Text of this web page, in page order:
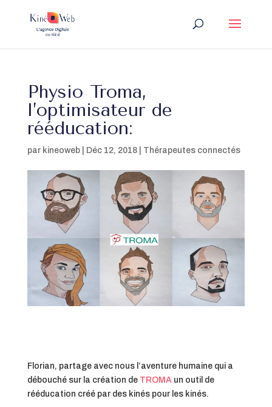
Physio Troma,
l’optimisateur de
rééducation:
par kineoweb| Déc 12, 2018| Thérapeutes connectés
Florian, partage avec nous l’aventure humaine qui a
débouché sur la création de TROMA un outil de
rééducation créé par des kinés pour les kinés.